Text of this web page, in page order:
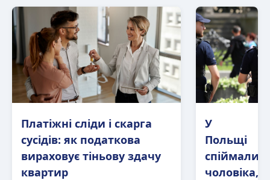
Платіжні сліди і скарга
сусідів: як податкова
вираховує тіньову здачу
квартир
У
Польщі
спіймали
чоловіка,